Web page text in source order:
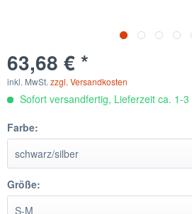
63,68 € *
inkl. MwSt. zzgl. Versandkosten
Sofort versandfertig, Lieferzeit ca. 1-3
Farbe:
Größe: